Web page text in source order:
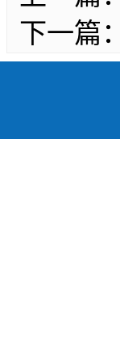
下一篇：